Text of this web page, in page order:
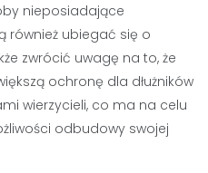
nieposiadające
również ubiegać się o
zwrócić uwagę na to, że
ochronę dla dłużników
wierzycieli, co ma na celu
odbudowy swojej